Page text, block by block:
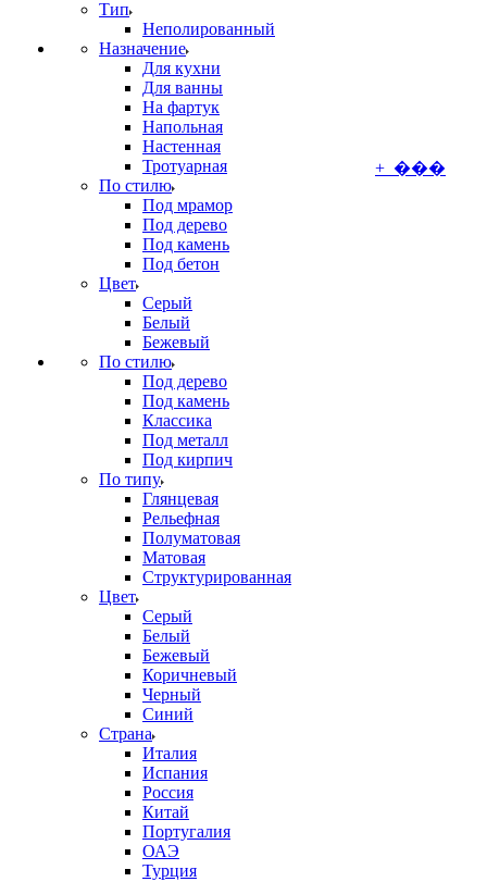
Тип
Неполированный
Назначение
Для кухни
Для ванны
На фартук
Напольная
Настенная
Тротуарная
По стилю
Под мрамор
Под дерево
Под камень
Под бетон
Цвет
Серый
Белый
Бежевый
По стилю
Под дерево
Под камень
Классика
Под металл
Под кирпич
По типу
Глянцевая
Рельефная
Полуматовая
Матовая
Структурированная
Цвет
Серый
Белый
Бежевый
Коричневый
Черный
Синий
Страна
Италия
Испания
Россия
Китай
Португалия
ОАЭ
Турция
+ ���